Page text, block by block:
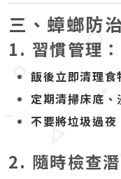
三、蟑螂防
1. 習慣管理
飯後立即清理食
定期清掃床底、
不要將垃圾過夜
2. 隨時檢查